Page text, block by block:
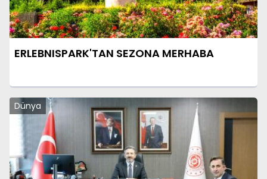
ERLEBNISPARK'TAN SEZONA MERHABA
Dünya